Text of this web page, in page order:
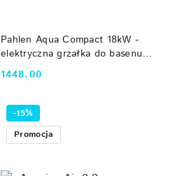
Pahlen Aqua Compact 18kW -
elektryczna grzałka do basenu
(termostat, przepływ, Incoloy)
Cena:
1448.00
DO KOSZYKA
-15%
Promocja